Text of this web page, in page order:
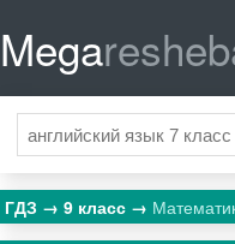
Mega
ГДЗ 9 класс